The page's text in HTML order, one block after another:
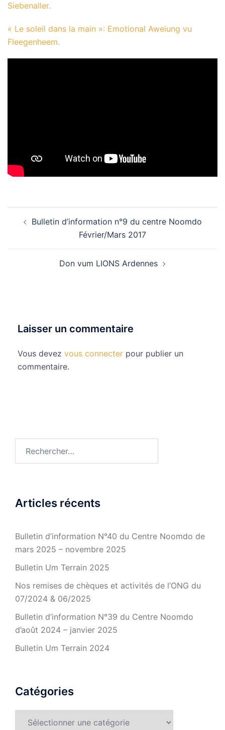
Siebenaller.
« Le soleil dans la main »: Emotional Aweiung vu
Fleegenheem.
d’article
Bulletin d’information n°9 du centre Noomdo
Février/Mars 2017
Don vum LIONS Ardennes
Laisser un commentaire
Vous devez vous connecter pour publier un
commentaire.
Articles récents
Bulletin d’information N°40 du Centre Noomdo de
mars 2025 – novembre 2025
Bulletin Um Terrain 2025
Nos remises de chèques et activités de l’ONG du
07/2024 & 06/2025
Bulletin d’information N°39 du Centre Noomdo
d’août 2024 – janvier 2025
Bulletin Um Terrain 2024
Catégories